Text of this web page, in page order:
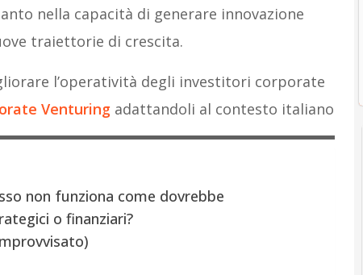
nella capacità di generare innovazione
traiettorie di crescita.
l’operatività degli investitori corporate
Venturingadattandoli al contesto italiano
non funziona come dovrebbe
o finanziari?